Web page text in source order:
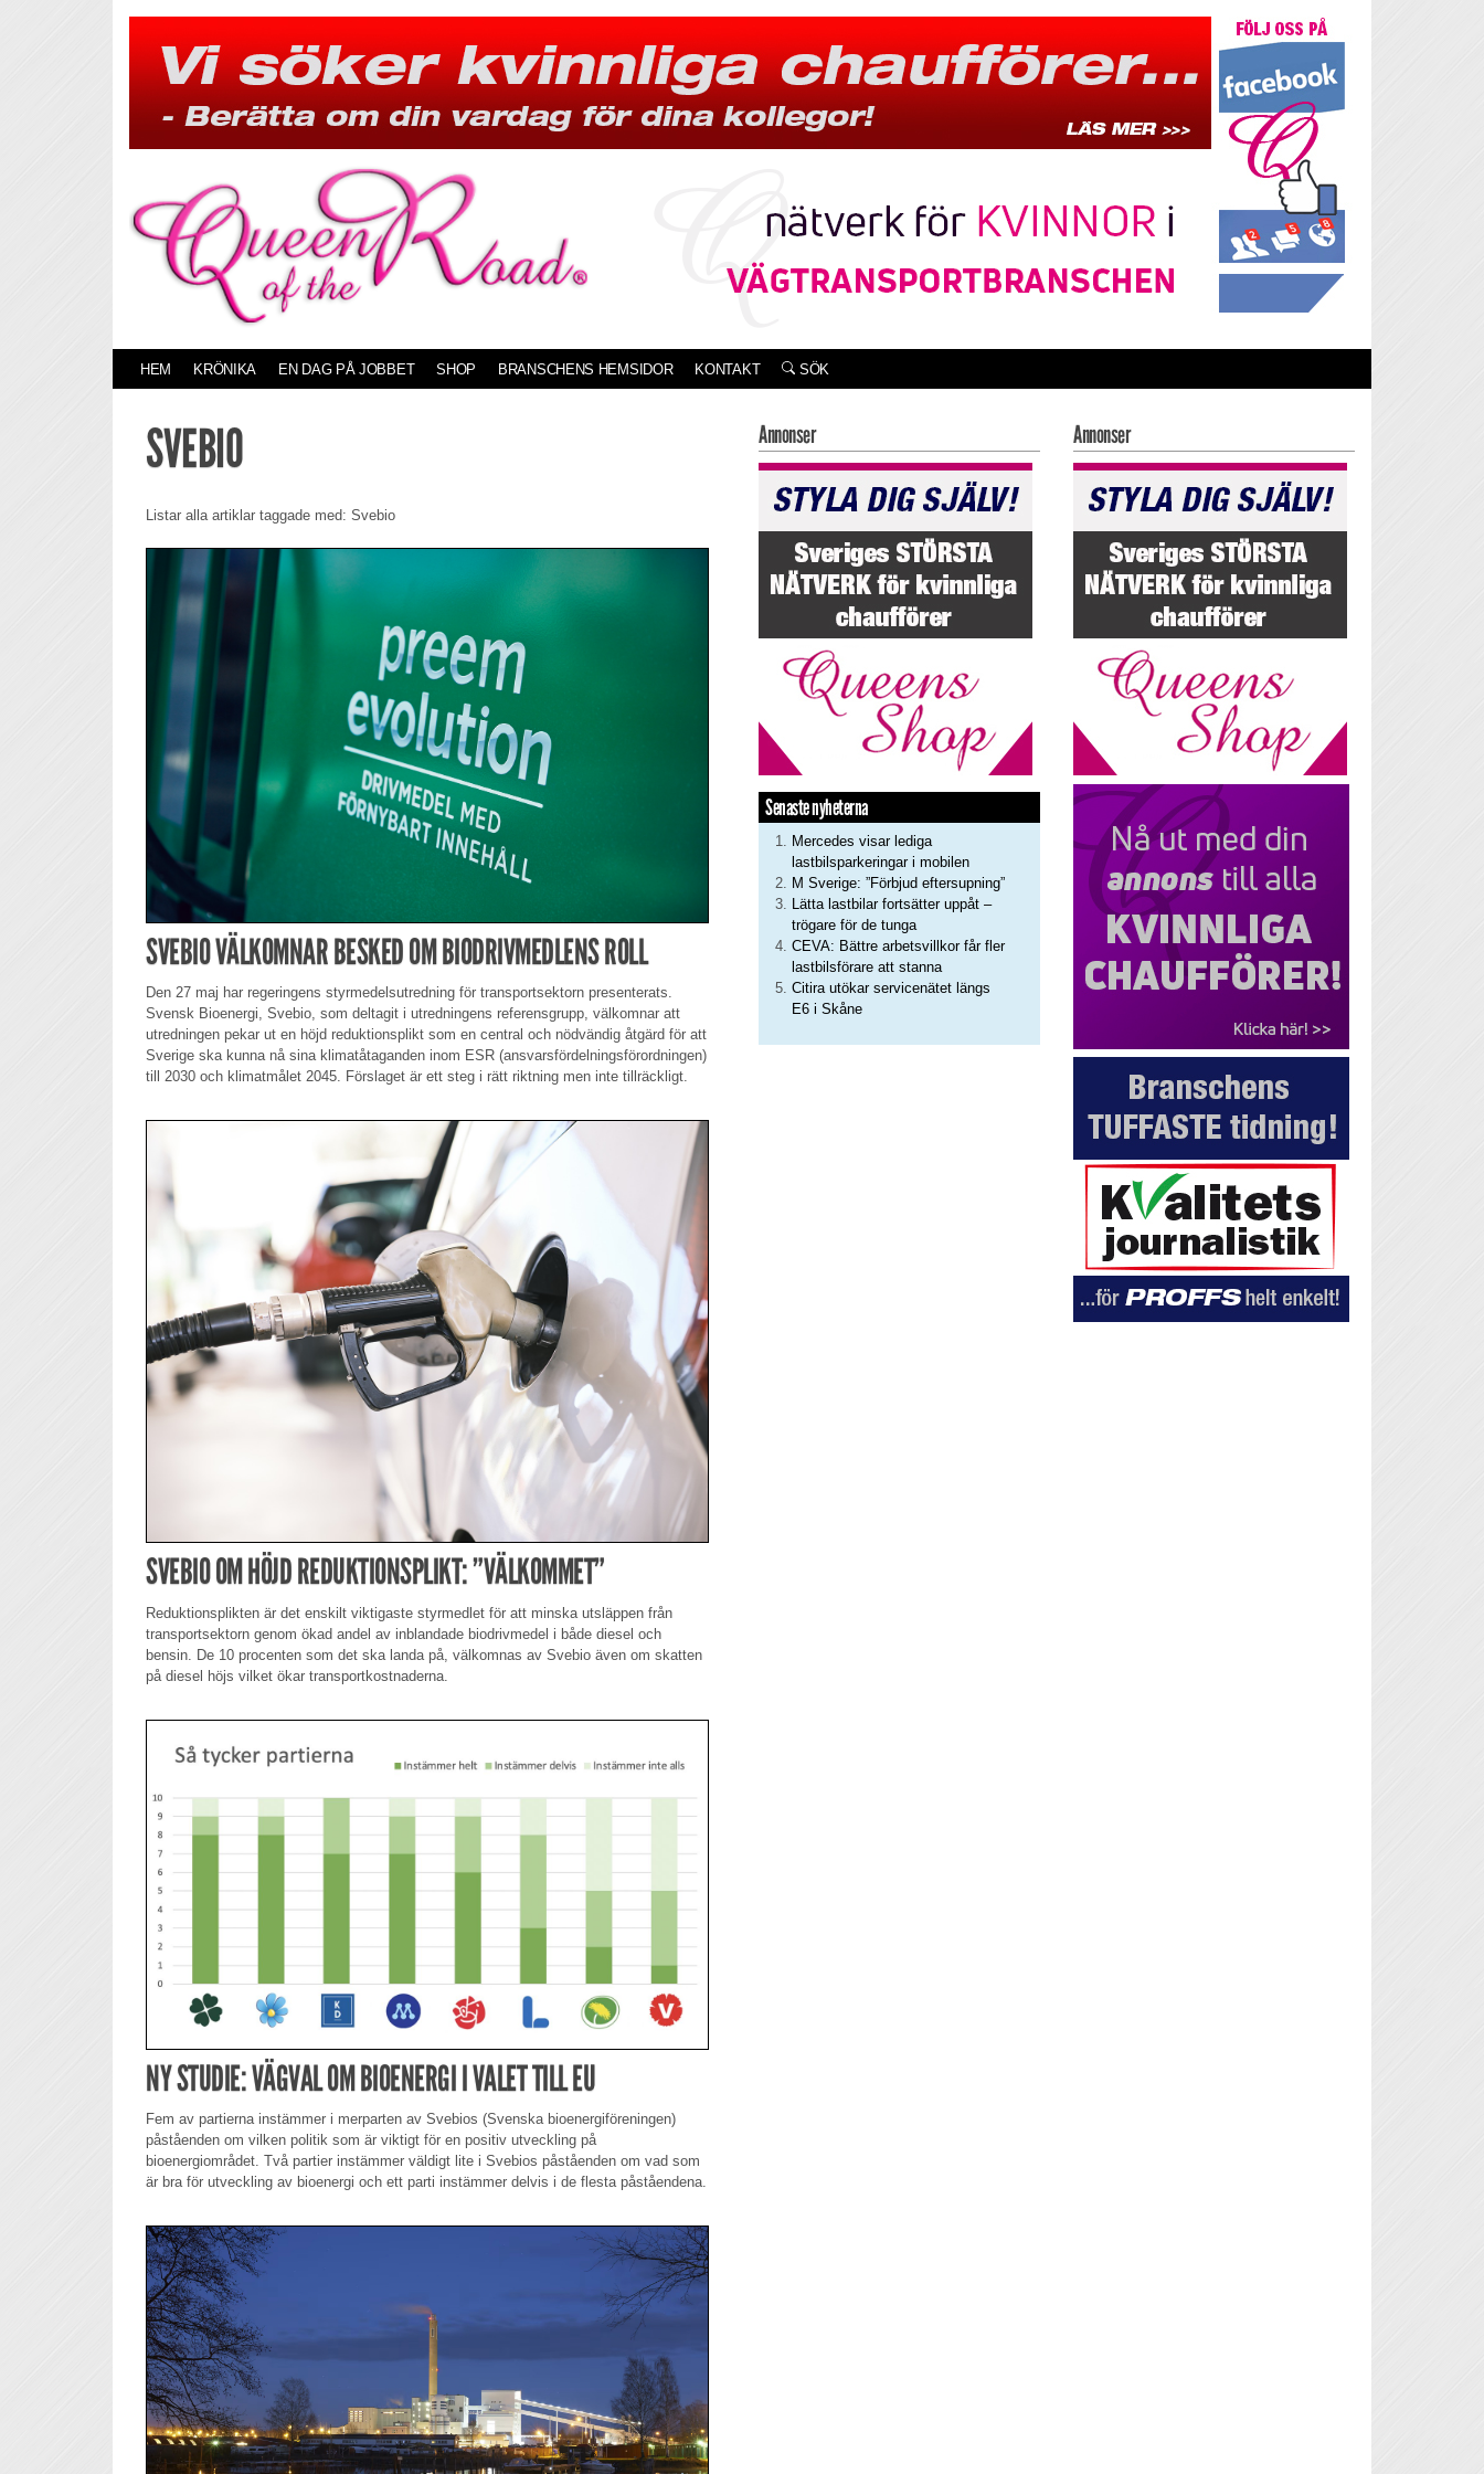
HEM KRÖNIKA EN DAG PÅ JOBBET SHOP BRANSCHENS HEMSIDOR KONTAKT SÖK
SVEBIO
Listar alla artiklar taggade med: Svebio
SVEBIO VÄLKOMNAR BESKED OM BIODRIVMEDLENS ROLL
Den 27 maj har regeringens styrmedelsutredning för transportsektorn presenterats.
Svensk Bioenergi, Svebio, som deltagit i utredningens referensgrupp, välkomnar att
utredningen pekar ut en höjd reduktionsplikt som en central och nödvändig åtgärd för att
Sverige ska kunna nå sina klimatåtaganden inom ESR (ansvarsfördelningsförordningen)
till 2030 och klimatmålet 2045. Förslaget är ett steg i rätt riktning men inte tillräckligt.
SVEBIO OM HÖJD REDUKTIONSPLIKT: ”VÄLKOMMET”
Reduktionsplikten är det enskilt viktigaste styrmedlet för att minska utsläppen från
transportsektorn genom ökad andel av inblandade biodrivmedel i både diesel och
bensin. De 10 procenten som det ska landa på, välkomnas av Svebio även om skatten
på diesel höjs vilket ökar transportkostnaderna.
NY STUDIE: VÄGVAL OM BIOENERGI I VALET TILL EU
Fem av partierna instämmer i merparten av Svebios (Svenska bioenergiföreningen)
påståenden om vilken politik som är viktigt för en positiv utveckling på
bioenergiområdet. Två partier instämmer väldigt lite i Svebios påståenden om vad som
är bra för utveckling av bioenergi och ett parti instämmer delvis i de flesta påståendena.
Annonser
Senaste nyheterna
Mercedes visar lediga
lastbilsparkeringar i mobilen
M Sverige: ”Förbjud eftersupning”
Lätta lastbilar fortsätter uppåt –
trögare för de tunga
CEVA: Bättre arbetsvillkor får fler
lastbilsförare att stanna
Citira utökar servicenätet längs
E6 i Skåne
Annonser